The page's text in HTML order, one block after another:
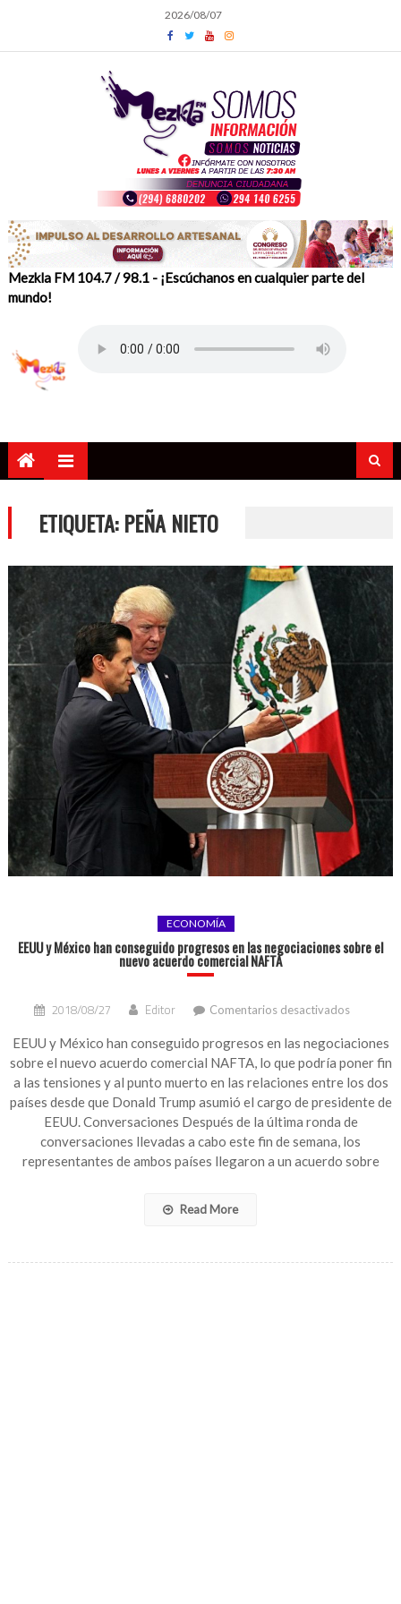
content
2026/08/07
Mezkla FM 104.7 / 98.1 - ¡Escúchanos en cualquier parte del
mundo!
ETIQUETA:PEÑA NIETO
ECONOMÍA
EEUU y México han conseguido progresos en las negociaciones sobre el
nuevo acuerdo comercial NAFTA
2018/08/27 Editor Comentarios desactivadosen
y
México
en
las
NAFTA
EEUU y México han conseguido progresos en las negociaciones
sobre el nuevo acuerdo comercial NAFTA, lo que podría poner fin
a las tensiones y al punto muerto en las relaciones entre los dos
países desde que Donald Trump asumió el cargo de presidente de
EEUU. Conversaciones Después de la última ronda de
conversaciones llevadas a cabo este fin de semana, los
representantes de ambos países llegaron a un acuerdo sobre
Read More